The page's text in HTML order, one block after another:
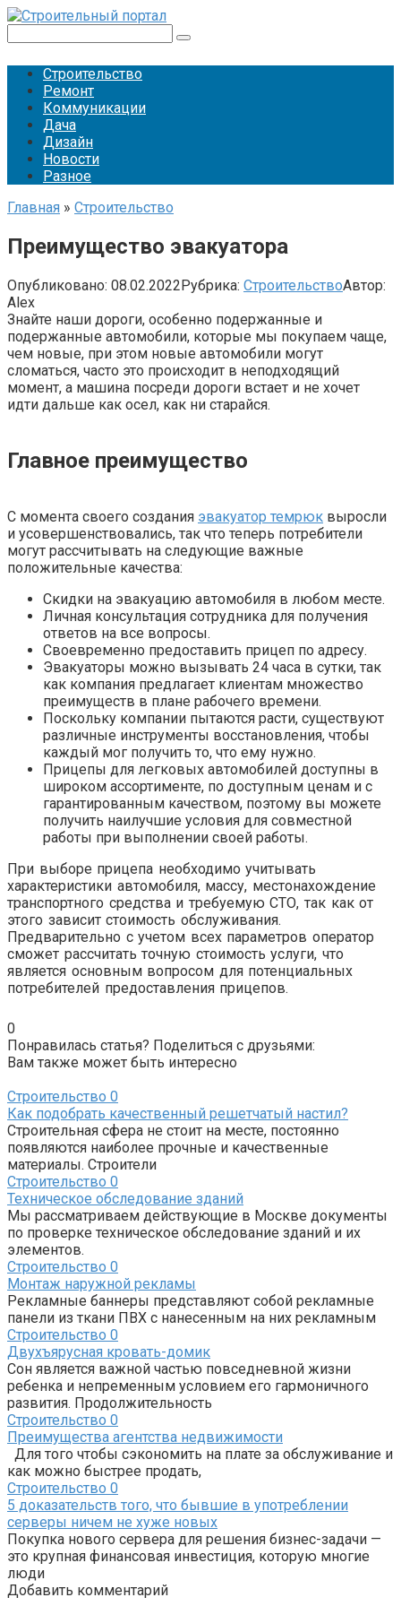
Перейти
контенту
Строительство
Ремонт
Коммуникации
Дача
Дизайн
Новости
Разное
Главная » Строительство
Преимущество эвакуатора
Опубликовано: 08.02.2022Рубрика: СтроительствоАвтор:
Alex
Знайте наши дороги, особенно подержанные и
подержанные автомобили, которые мы покупаем чаще,
чем новые, при этом новые автомобили могут
сломаться, часто это происходит в неподходящий
момент, а машина посреди дороги встает и не хочет
идти дальше как осел, как ни старайся.
Главное преимущество
С момента своего создания эвакуатор темрюк выросли
и усовершенствовались, так что теперь потребители
могут рассчитывать на следующие важные
положительные качества:
Скидки на эвакуацию автомобиля в любом месте.
Личная консультация сотрудника для получения
ответов на все вопросы.
Своевременно предоставить прицеп по адресу.
Эвакуаторы можно вызывать 24 часа в сутки, так
как компания предлагает клиентам множество
преимуществ в плане рабочего времени.
Поскольку компании пытаются расти, существуют
различные инструменты восстановления, чтобы
каждый мог получить то, что ему нужно.
Прицепы для легковых автомобилей доступны в
широком ассортименте, по доступным ценам и с
гарантированным качеством, поэтому вы можете
получить наилучшие условия для совместной
работы при выполнении своей работы.
При выборе прицепа необходимо учитывать
характеристики автомобиля, массу, местонахождение
транспортного средства и требуемую СТО, так как от
этого зависит стоимость обслуживания.
Предварительно с учетом всех параметров оператор
сможет рассчитать точную стоимость услуги, что
является основным вопросом для потенциальных
потребителей предоставления прицепов.
0
Понравилась статья? Поделиться с друзьями:
Вам также может быть интересно
Строительство 0
Как подобрать качественный решетчатый настил?
Строительная сфера не стоит на месте, постоянно
появляются наиболее прочные и качественные
материалы. Строители
Строительство 0
Техническое обследование зданий
Мы рассматриваем действующие в Москве документы
по проверке техническое обследование зданий и их
элементов.
Строительство 0
Монтаж наружной рекламы
Рекламные баннеры представляют собой рекламные
панели из ткани ПВХ с нанесенным на них рекламным
Строительство 0
Двухъярусная кровать-домик
Сон является важной частью повседневной жизни
ребенка и непременным условием его гармоничного
развития. Продолжительность
Строительство 0
Преимущества агентства недвижимости
Для того чтобы сэкономить на плате за обслуживание и
как можно быстрее продать,
Строительство 0
5 доказательств того, что бывшие в употреблении
серверы ничем не хуже новых
Покупка нового сервера для решения бизнес-задачи —
это крупная финансовая инвестиция, которую многие
люди
Добавить комментарий